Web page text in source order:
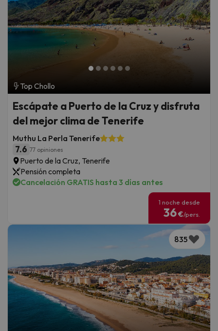
Top Chollo
Escápate a Puerto de la Cruz y disfruta
del mejor clima de Tenerife
Muthu La Perla Tenerife
7.6 77 opiniones
Puerto de la Cruz, Tenerife
Pensión completa
Cancelación GRATIS hasta 3 días antes
1 noche desde
36€/pers.
835